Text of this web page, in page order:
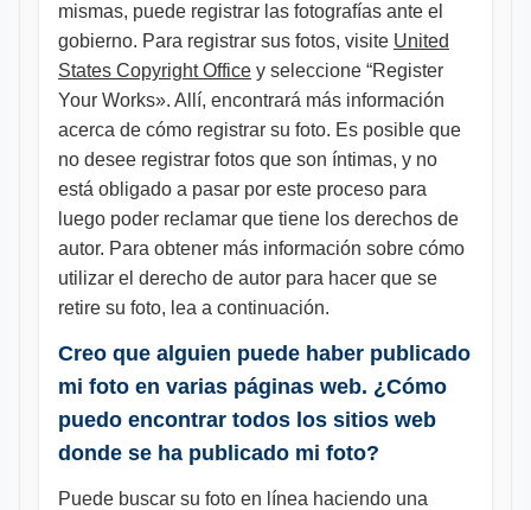
mismas, puede registrar las fotografías ante el
gobierno. Para registrar sus fotos, visite United
States Copyright Office y seleccione “Register
Your Works». Allí, encontrará más información
acerca de cómo registrar su foto. Es posible que
no desee registrar fotos que son íntimas, y no
está obligado a pasar por este proceso para
luego poder reclamar que tiene los derechos de
autor. Para obtener más información sobre cómo
utilizar el derecho de autor para hacer que se
retire su foto, lea a continuación.
Creo que alguien puede haber publicado
mi foto en varias páginas web. ¿Cómo
puedo encontrar todos los sitios web
donde se ha publicado mi foto?
Puede buscar su foto en línea haciendo una